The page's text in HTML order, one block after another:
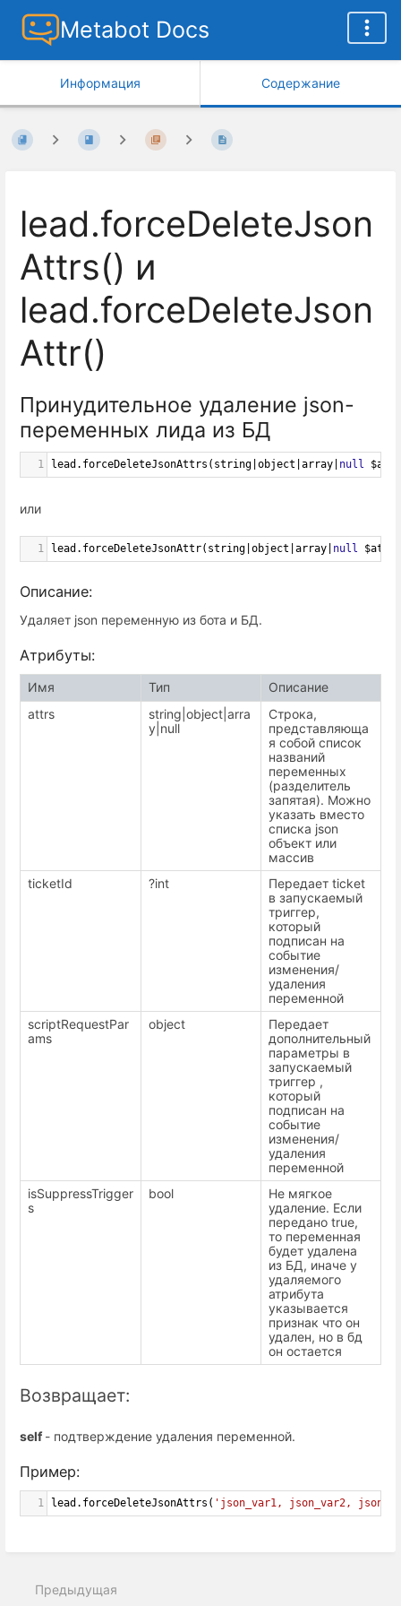
Metabot Docs
Информация Содержание
lead.forceDeleteJson
Attrs() и
lead.forceDeleteJson
Attr()
Принудительное удаление json-
переменных лида из БД
1 lead . forceDeleteJsonAttrs ( string object array null
или
1 lead . forceDeleteJsonAttr( string object array null $attrs
Описание:
Удаляет json переменную из бота и БД.
Атрибуты:
Имя Тип
Описание
attrs
string|object|arra
y|null
Строка,
представляюща
я собой список
названий
переменных
(разделитель
запятая). Можно
указать вместо
списка json
объект или
массив
ticketId
?int
Передает ticket
в запускаемый
триггер,
который
подписан на
событие
изменения/
удаления
переменной
scriptRequestPar
ams
object
Передает
дополнительный
параметры в
запускаемый
триггер ,
который
подписан на
событие
изменения/
удаления
переменной
isSuppressTrigger
s
bool
Не мягкое
удаление. Если
передано true,
то переменная
будет удалена
из БД, иначе у
удаляемого
атрибута
указывается
признак что он
удален, но в бд
он остается
Возвращает:
self- подтверждение удаления переменной.
Пример:
1 lead . forceDeleteJsonAttrs ( 'json_var1, json_var2,
Предыдущая